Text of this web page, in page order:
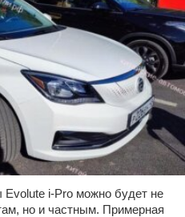
Evolute i-Pro можно будет не
но и частным. Примерная